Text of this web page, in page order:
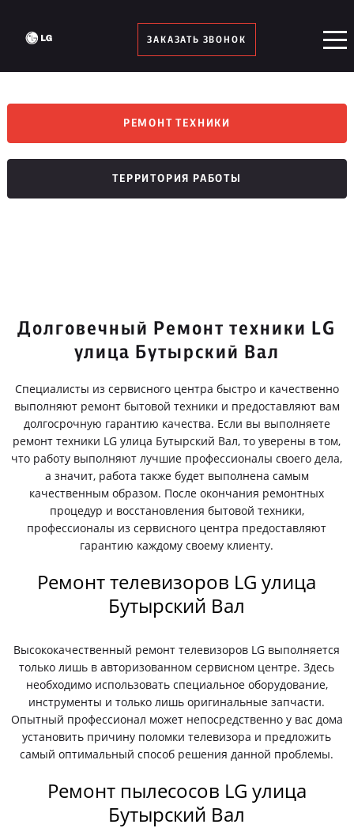
ЗАКАЗАТЬ ЗВОНОК
РЕМОНТ ТЕХНИКИ
ТЕРРИТОРИЯ РАБОТЫ
Долговечный Ремонт техники LG
улица Бутырский Вал
Специалисты из сервисного центра быстро и качественно
выполняют ремонт бытовой техники и предоставляют вам
долгосрочную гарантию качества. Если вы выполняете
ремонт техники LG улица Бутырский Вал, то уверены в том,
что работу выполняют лучшие профессионалы своего дела,
а значит, работа также будет выполнена самым
качественным образом. После окончания ремонтных
процедур и восстановления бытовой техники,
профессионалы из сервисного центра предоставляют
гарантию каждому своему клиенту.
Ремонт телевизоров LG улица
Бутырский Вал
Высококачественный ремонт телевизоров LG выполняется
только лишь в авторизованном сервисном центре. Здесь
необходимо использовать специальное оборудование,
инструменты и только лишь оригинальные запчасти.
Опытный профессионал может непосредственно у вас дома
установить причину поломки телевизора и предложить
самый оптимальный способ решения данной проблемы.
Ремонт пылесосов LG улица
Бутырский Вал